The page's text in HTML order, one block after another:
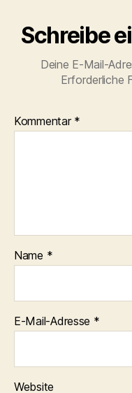
Schreibe
Deine E-Mail-
Erforderliche
Kommentar *
Name *
E-Mail-Adresse *
Website